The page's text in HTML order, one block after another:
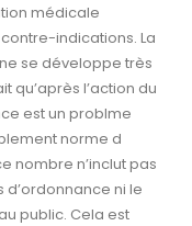
médicale
indications. La
se développe très
qu’après l’action du
est un problme
norme d
nombre n’inclut pas
ni le
public. Cela est